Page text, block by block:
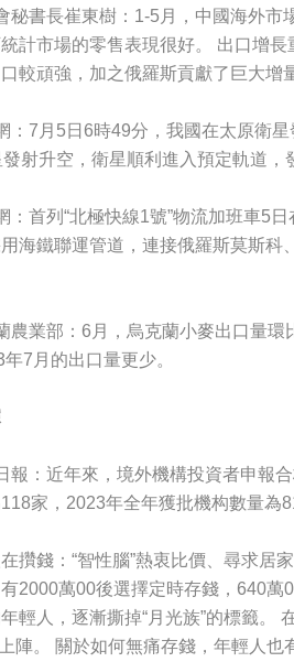
秘書長崔東樹：1-5月，中國海外
計市場的零售表現很好。 出口增
較頑強，加之俄羅斯貢獻了巨大增
：7月5日6時49分，我國在太原衛
射升空，衛星順利進入預定軌道，
：首列“北極快線1號”物流加班車5
海鐵聯運管道，連接俄羅斯莫斯科
農業部：6月，烏克蘭小麥出口量
年7月的出口量更少。
報：近年來，境外機構投資者申報
家，2023年全年獲批機构數量為
攢錢：“智性腦”熱衷比價、尋求居
2000萬00後選擇定時存錢，640
輕人，逐漸撕掉“月光族”的標籤。
陣。 關於如何無痛存錢，年輕人也